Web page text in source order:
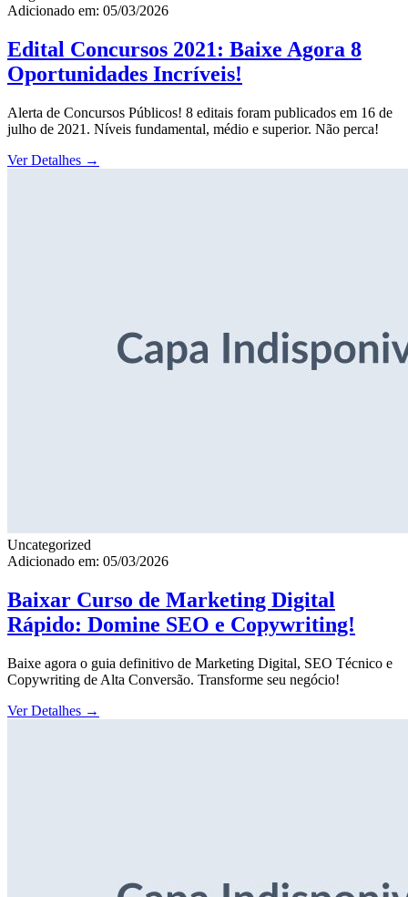
Adicionado em: 05/03/2026
Edital Concursos 2021: Baixe Agora 8
Oportunidades Incríveis!
Alerta de Concursos Públicos! 8 editais foram publicados em 16 de
julho de 2021. Níveis fundamental, médio e superior. Não perca!
Ver Detalhes →
Uncategorized
Adicionado em: 05/03/2026
Baixar Curso de Marketing Digital
Rápido: Domine SEO e Copywriting!
Baixe agora o guia definitivo de Marketing Digital, SEO Técnico e
Copywriting de Alta Conversão. Transforme seu negócio!
Ver Detalhes →